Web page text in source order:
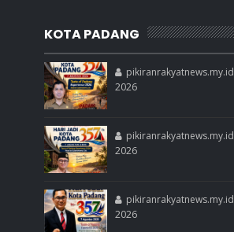
KOTA PADANG
pikiranrakyatnews.my.id
2026
pikiranrakyatnews.my.id
2026
pikiranrakyatnews.my.id
2026